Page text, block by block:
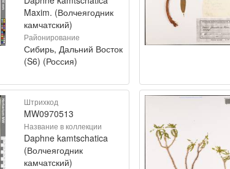
Maxim. (Волчеягодник
камчатский)
Районирование
Сибирь, Дальний Восток
(S6) (Россия)
Штрихкод
MW0970513
Название в коллекции
Daphne kamtschatica
(Волчеягодник
камчатский)